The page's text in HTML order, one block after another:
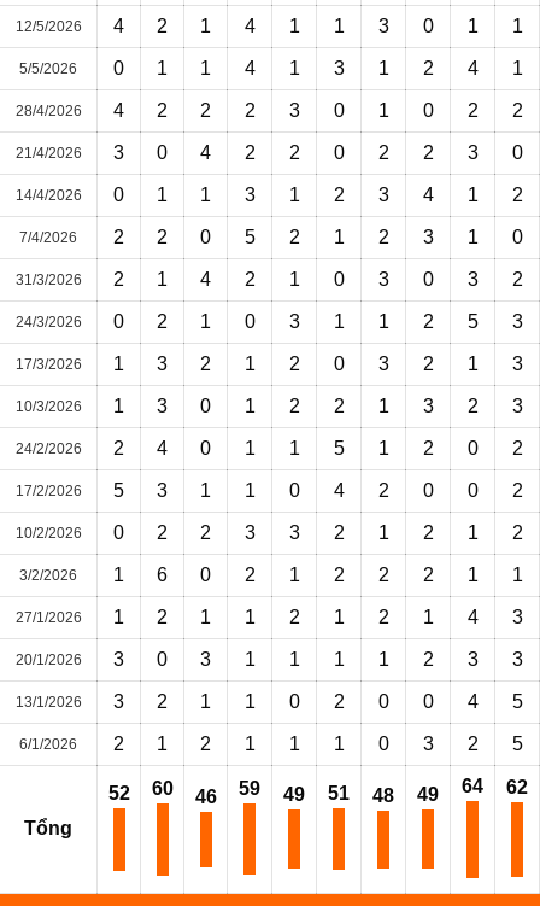
12/5/2026 4 2 1 4 1 1 3 0 1 1
5/5/2026 0 1 1 4 1 3 1 2 4 1
28/4/2026 4 2 2 2 3 0 1 0 2 2
21/4/2026 3 0 4 2 2 0 2 2 3 0
14/4/2026 0 1 1 3 1 2 3 4 1 2
7/4/2026 2 2 0 5 2 1 2 3 1 0
31/3/2026 2 1 4 2 1 0 3 0 3 2
24/3/2026 0 2 1 0 3 1 1 2 5 3
17/3/2026 1 3 2 1 2 0 3 2 1 3
10/3/2026 1 3 0 1 2 2 1 3 2 3
24/2/2026 2 4 0 1 1 5 1 2 0 2
17/2/2026 5 3 1 1 0 4 2 0 0 2
10/2/2026 0 2 2 3 3 2 1 2 1 2
3/2/2026 1 6 0 2 1 2 2 2 1 1
27/1/2026 1 2 1 1 2 1 2 1 4 3
20/1/2026 3 0 3 1 1 1 1 2 3 3
13/1/2026 3 2 1 1 0 2 0 0 4 5
6/1/2026 2 1 2 1 1 1 0 3 2 5
Tổng
52 60 46 59 49 51 48 49 64 62